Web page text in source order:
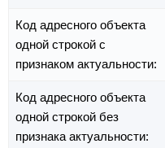
Код адресного объекта
одной строкой с
признаком актуальности:
Код адресного объекта
одной строкой без
признака актуальности: